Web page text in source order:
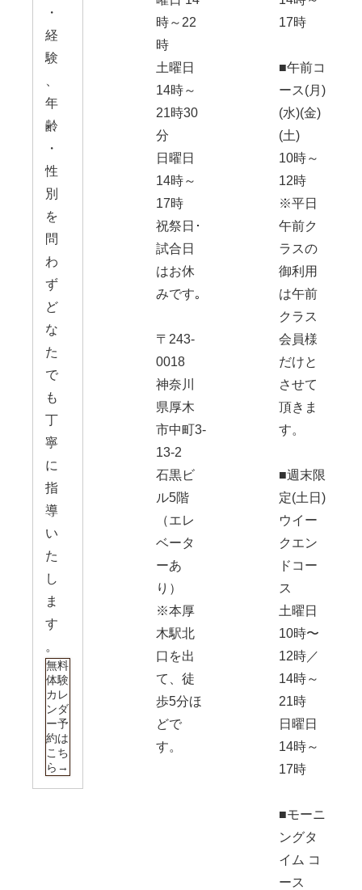
・
経
験
年
齢
・
性
別
を
問
わ
ず
ど
な
た
で
も
丁
寧
に
指
導
い
た
し
ま
す
。
無料
体験
カレ
ンダ
ー予
約は
こち
ら→
時～22
時
土曜日
14時～
21時30
分
日曜日
14時～
17時
祝祭日･
試合日
はお休
みです｡
〒243-
0018
神奈川
県厚木
市中町3-
13-2
石黒ビ
ル5階
（エレ
ベータ
ーあ
り）
※本厚
木駅北
口を出
て、徒
歩5分ほ
どで
す。
17時
■午前コ
ース(月)
(水)(金)
(土)
10時～
12時
※平日
午前ク
ラスの
御利用
は午前
クラス
会員様
だけと
させて
頂きま
す。
■週末限
定(土日)
ウイー
クエン
ドコー
ス
土曜日
10時〜
12時／
14時～
21時
日曜日
14時～
17時
■モーニ
ングタ
イム コ
ース